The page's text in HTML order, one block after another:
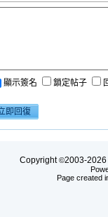
顯示簽名 鎖定帖子
Copyright©2003-2026
Page created